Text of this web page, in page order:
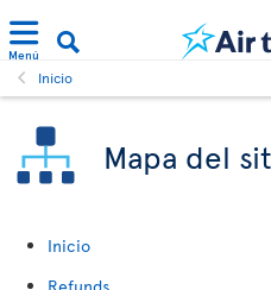
Menú
Inicio
Mapa del
Inicio